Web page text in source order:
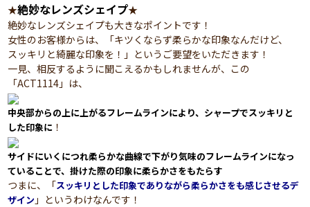
★絶妙なレンズシェイプ★
絶妙なレンズシェイプも大きなポイントです！
女性のお客様からは、「キツくならず柔らかな印象なんだけど、
スッキリと綺麗な印象を！」というご要望をいただきます！
一見、相反するように聞こえるかもしれませんが、この
「ACT1114」は、
中央部からの上に上がるフレームラインにより、シャープでスッキリと
した印象に ！
サイドにいくにつれ柔らかな曲線で下がり気味のフレームラインになっ
ていることで、掛けた際の印象に柔らかさをもたらす
つまに、「スッキリとした印象でありながら柔らかさをも感じさせるデ
ザイン 」というわけなんです！